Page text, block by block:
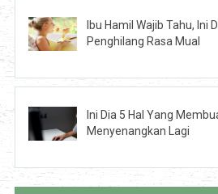
Ibu Hamil Wajib Tahu, Ini
Penghilang Rasa Mual
Ini Dia 5 Hal Yang
Menyenangkan Lagi